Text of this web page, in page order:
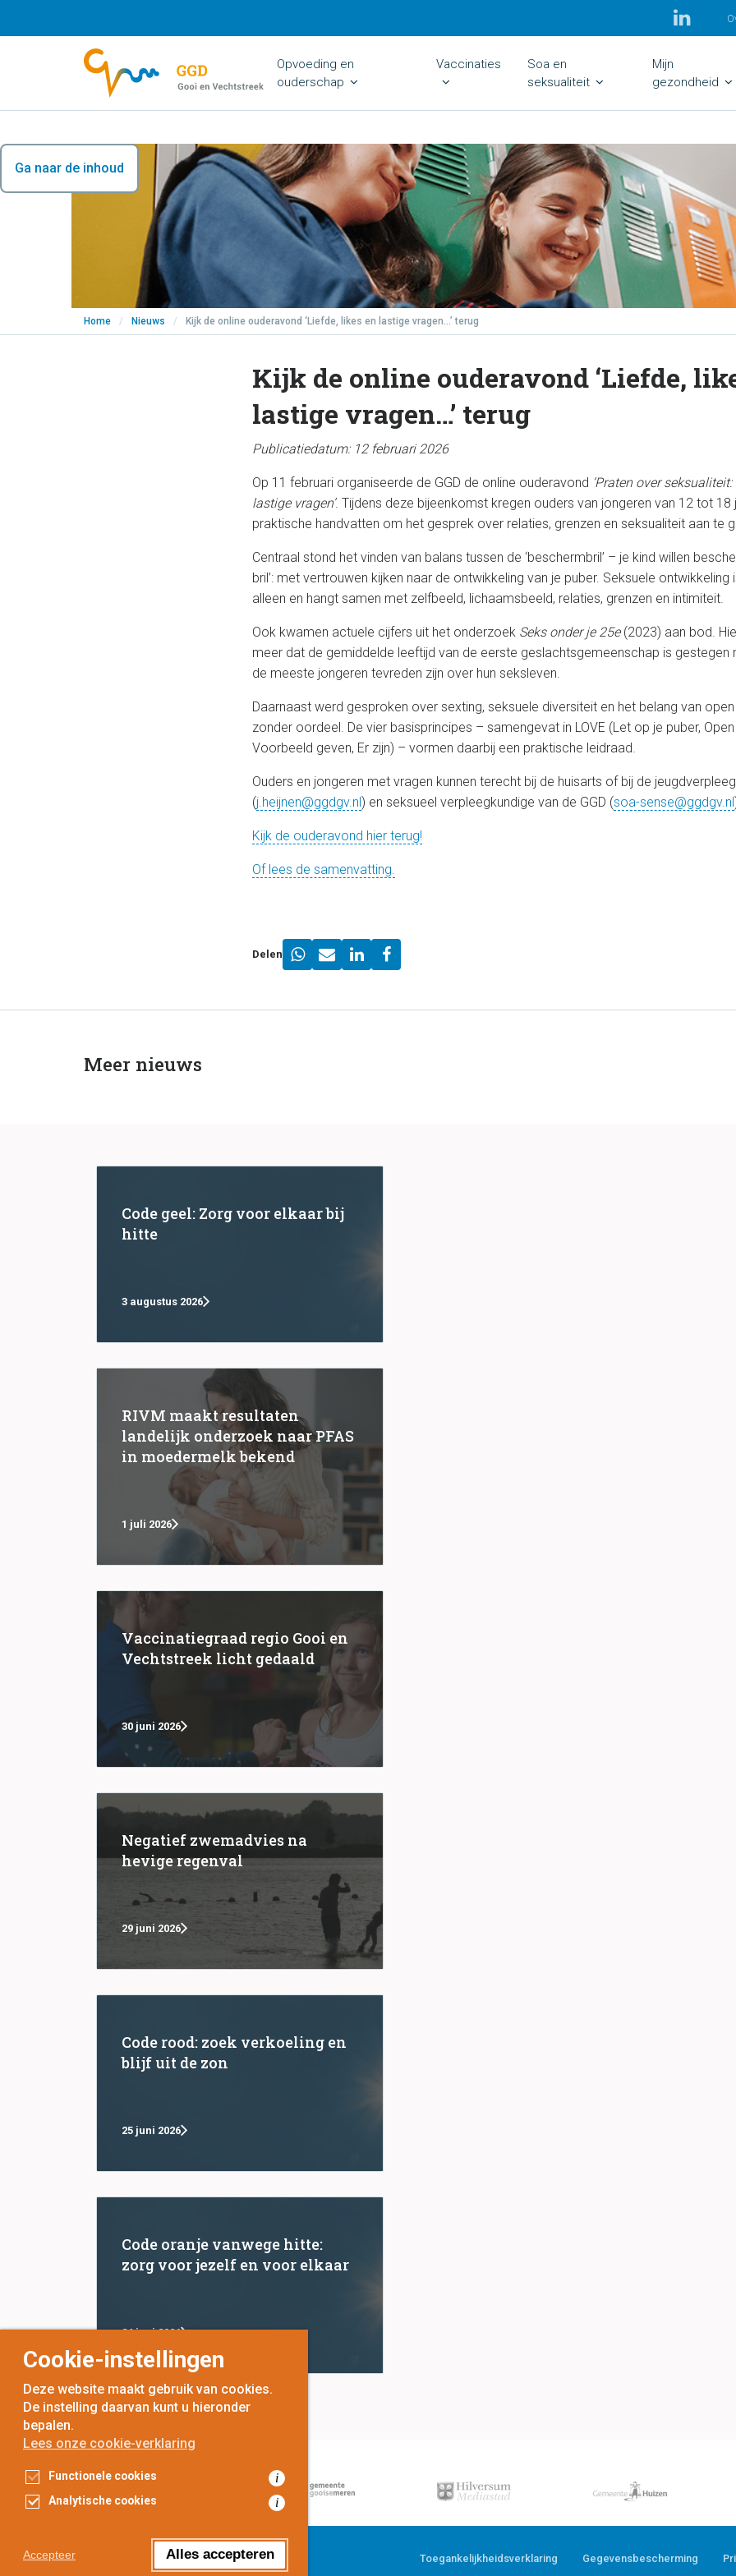
Ga naar de inhoud
Opvoeding en
ouderschap
Vaccinaties
Soa en
seksualiteit
Mijn
gezondheid
Home / Nieuws / Kijk de online ouderavond ‘Liefde, likes en lastige vragen…’ terug
Kijk de online ouderavond ‘Liefde,
lastige vragen…’ terug
Publicatiedatum: 12 februari 2026
Op 11 februari organiseerde de GGD de online ouderavond ‘Praten over
lastige vragen’. Tijdens deze bijeenkomst kregen ouders van jongeren van 12 tot 18
praktische handvatten om het gesprek over relaties, grenzen en seksualiteit aan te
Centraal stond het vinden van balans tussen de ‘beschermbril’ – je kind willen
bril’: met vertrouwen kijken naar de ontwikkeling van je puber. Seksuele ontwikkeling
alleen en hangt samen met zelfbeeld, lichaamsbeeld, relaties, grenzen en intimiteit.
Ook kwamen actuele cijfers uit het onderzoek Seks onder je 25e(2023) aan bod.
meer dat de gemiddelde leeftijd van de eerste geslachtsgemeenschap is gestegen
de meeste jongeren tevreden zijn over hun seksleven.
Daarnaast werd gesproken over sexting, seksuele diversiteit en het belang van
zonder oordeel. De vier basisprincipes – samengevat in LOVE (Let op je puber,
Voorbeeld geven, Er zijn) – vormen daarbij een praktische leidraad.
Ouders en jongeren met vragen kunnen terecht bij de huisarts of bij de
(j.heijnen@ggdgv.nl) en seksueel verpleegkundige van de GGD (soa-sense@ggdgv.nl
Kijk de ouderavond hier terug!
Of lees de samenvatting.
Delen
Meer nieuws
Code geel: Zorg voor elkaar bij
hitte
3 augustus 2026
RIVM maakt resultaten
landelijk onderzoek naar PFAS
in moedermelk bekend
1 juli 2026
Vaccinatiegraad regio Gooi en
Vechtstreek licht gedaald
30 juni 2026
Negatief zwemadvies na
hevige regenval
29 juni 2026
Code rood: zoek verkoeling en
blijf uit de zon
25 juni 2026
Code oranje vanwege hitte:
zorg voor jezelf en voor elkaar
24 juni 2026
inwoners,metgemeenten Toegankelijkheidsverklaring Gegevensbescherming
Cookie-instellingen
Deze website maakt gebruik van cookies.
De instelling daarvan kunt u hieronder
bepalen.
Lees onze cookie-verklaring
Functionele cookies i
Analytische cookies i
Accepteer Alles accepteren